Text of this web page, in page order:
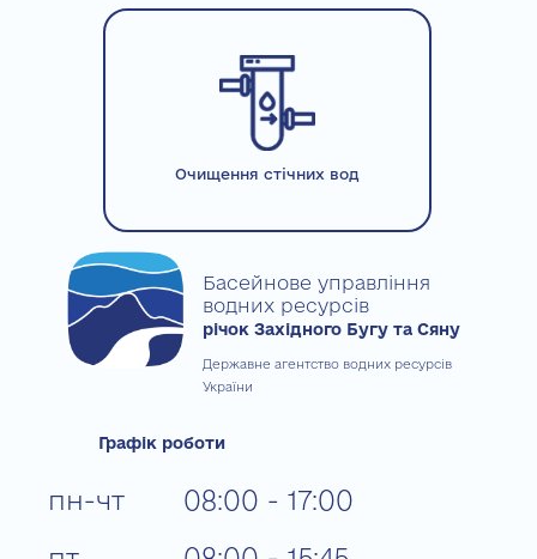
Очищення стічних вод
Басейнове управління
водних ресурсів
річок Західного Бугу та Сяну
Державне агентство водних ресурсів
України
Графік роботи
пн-чт
08:00 - 17:00